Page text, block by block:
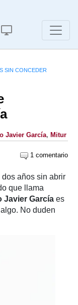
SIN CONCEDER
Javier García, Mitur
1 comentario
años sin abrir
que llama
Javier García es
No duden